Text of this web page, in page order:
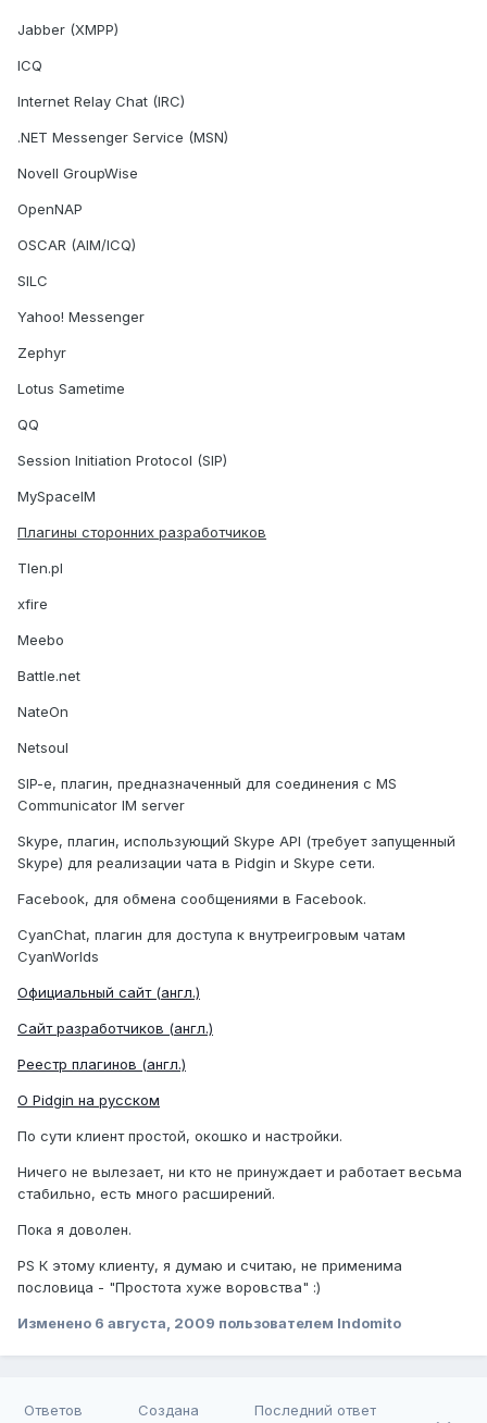
Jabber (XMPP)
ICQ
Internet Relay Chat (IRC)
.NET Messenger Service (MSN)
Novell GroupWise
OpenNAP
OSCAR (AIM/ICQ)
SILC
Yahoo! Messenger
Zephyr
Lotus Sametime
QQ
Session Initiation Protocol (SIP)
MySpaceIM
Плагины сторонних разработчиков
Tlen.pl
xfire
Meebo
Battle.net
NateOn
Netsoul
SIP-e, плагин, предназначенный для соединения с MS
Communicator IM server
Skype, плагин, использующий Skype API (требует запущенный
Skype) для реализации чата в Pidgin и Skype сети.
Facebook, для обмена сообщениями в Facebook.
CyanChat, плагин для доступа к внутреигровым чатам
CyanWorlds
Официальный сайт (англ.)
Сайт разработчиков (англ.)
Реестр плагинов (англ.)
О Pidgin на русском
По сути клиент простой, окошко и настройки.
Ничего не вылезает, ни кто не принуждает и работает весьма
стабильно, есть много расширений.
Пока я доволен.
PS К этому клиенту, я думаю и считаю, не применима
пословица - "Простота хуже воровства" :)
Изменено 6 августа, 2009 пользователем Indomito
Ответов Создана Последний ответ